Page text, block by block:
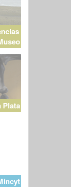
Plata